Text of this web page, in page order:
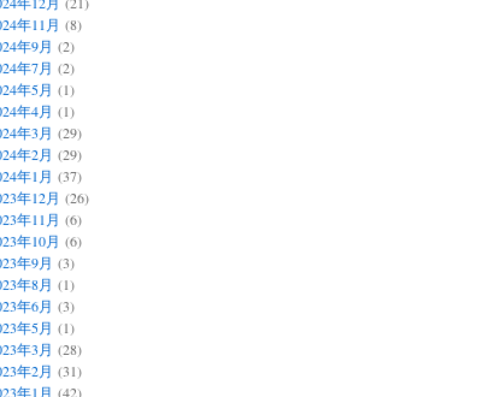
年11月 (8)
年9月 (2)
年7月 (2)
年5月 (1)
年4月 (1)
年3月 (29)
年2月 (29)
年1月 (37)
年12月 (26)
年11月 (6)
年10月 (6)
年9月 (3)
年8月 (1)
年6月 (3)
年5月 (1)
年3月 (28)
年2月 (31)
年1月 (42)